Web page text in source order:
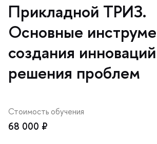
Прикладной ТРИЗ.
Основные
создания
решения проблем
Стоимость обучения
68 000 ₽